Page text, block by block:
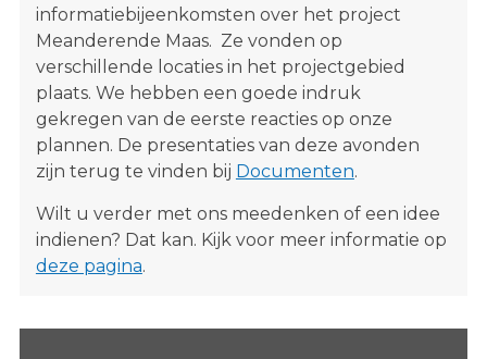
informatiebijeenkomsten over het project
Meanderende Maas. Ze vonden op
verschillende locaties in het projectgebied
plaats. We hebben een goede indruk
gekregen van de eerste reacties op onze
plannen. De presentaties van deze avonden
zijn terug te vinden bij Documenten.
Wilt u verder met ons meedenken of een idee
indienen? Dat kan. Kijk voor meer informatie op
deze pagina.